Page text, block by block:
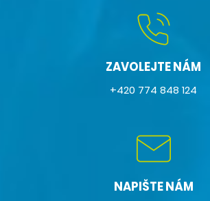
ZAVOLEJTE NÁM
+420 774 848 124
NAPIŠTE NÁM